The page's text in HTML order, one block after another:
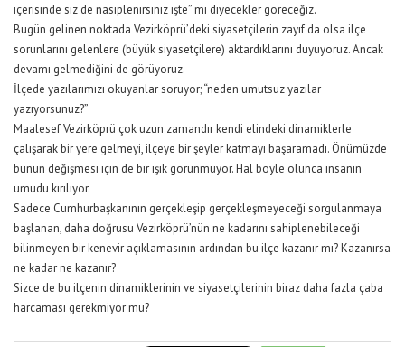
içerisinde siz de nasiplenirsiniz işte” mi diyecekler göreceğiz.
Bugün gelinen noktada Vezirköprü’deki siyasetçilerin zayıf da olsa ilçe
sorunlarını gelenlere (büyük siyasetçilere) aktardıklarını duyuyoruz. Ancak
devamı gelmediğini de görüyoruz.
İlçede yazılarımızı okuyanlar soruyor; “neden umutsuz yazılar
yazıyorsunuz?”
Maalesef Vezirköprü çok uzun zamandır kendi elindeki dinamiklerle
çalışarak bir yere gelmeyi, ilçeye bir şeyler katmayı başaramadı. Önümüzde
bunun değişmesi için de bir ışık görünmüyor. Hal böyle olunca insanın
umudu kırılıyor.
Sadece Cumhurbaşkanının gerçekleşip gerçekleşmeyeceği sorgulanmaya
başlanan, daha doğrusu Vezirköprü’nün ne kadarını sahiplenebileceği
bilinmeyen bir kenevir açıklamasının ardından bu ilçe kazanır mı? Kazanırsa
ne kadar ne kazanır?
Sizce de bu ilçenin dinamiklerinin ve siyasetçilerinin biraz daha fazla çaba
harcaması gerekmiyor mu?